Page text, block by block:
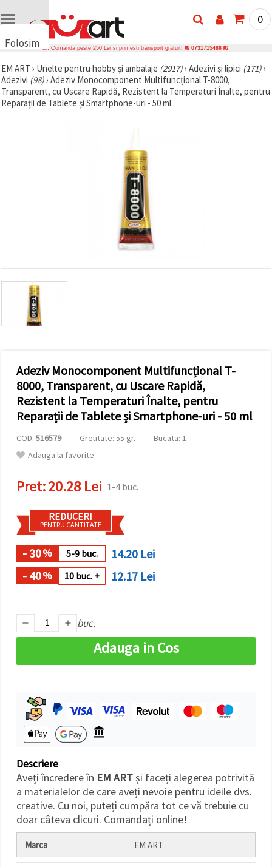
Folosim
uri
🍪 Folosim
cookie-uri
și
afișa
conținut și
reclame
relevante,
inclusiv cu
ajutorul
marketing.
Puteți fi de
acord să
utilizați
toate
cookie -
clic pe
"acceptati
toate!" Sau
indicați
preferințele
selectând
un tip de
cookie -uri
dat și
făcând clic
pe butonul
"Salvați"
toate!
Setări
0
Comanda peste 250 Lei si primesti transport gratuit! 0731715486
EM ART › Unelte pentru hobby și ambalaje (2917)› Adezivi și lipici (171)›
Adezivi (98)› Adeziv Monocomponent Multifuncțional T-8000,
Transparent, cu Uscare Rapidă, Rezistent la Temperaturi Înalte, pentru
Reparații de Tablete și Smartphone-uri - 50 ml
Adeziv Monocomponent Multifuncțional T-
8000, Transparent, cu Uscare Rapidă,
Rezistent la Temperaturi Înalte, pentru
Reparații de Tablete și Smartphone-uri - 50 ml
COD: 516579 Greutate: 55 gr.
Bucata: 1
Adauga la favorite
Pret:20.28 Lei 1-4 buc.
REDUCERI
PENTRU CANTITATE
- 30% 5-9 buc.
14.20 Lei
- 40% 10 buc. + 12.17 Lei
buc.
Adauga in Cos
Descriere
Aveți încredere în EM ARTși faceți alegerea potrivită
a materialelor de care aveți nevoie pentru ideile dvs.
creative. Cu noi, puteți cumpăra tot ce vă trebuie cu
doar câteva clicuri. Comandați online!
Marca EM ART